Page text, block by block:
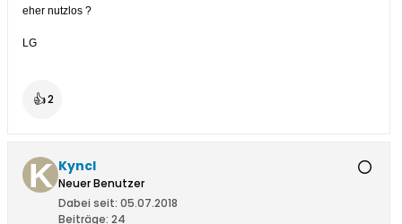
eher nutzlos ?
LG
👍2
Kyncl
Neuer Benutzer
Dabei seit: 05.07.2018
Beiträge: 24